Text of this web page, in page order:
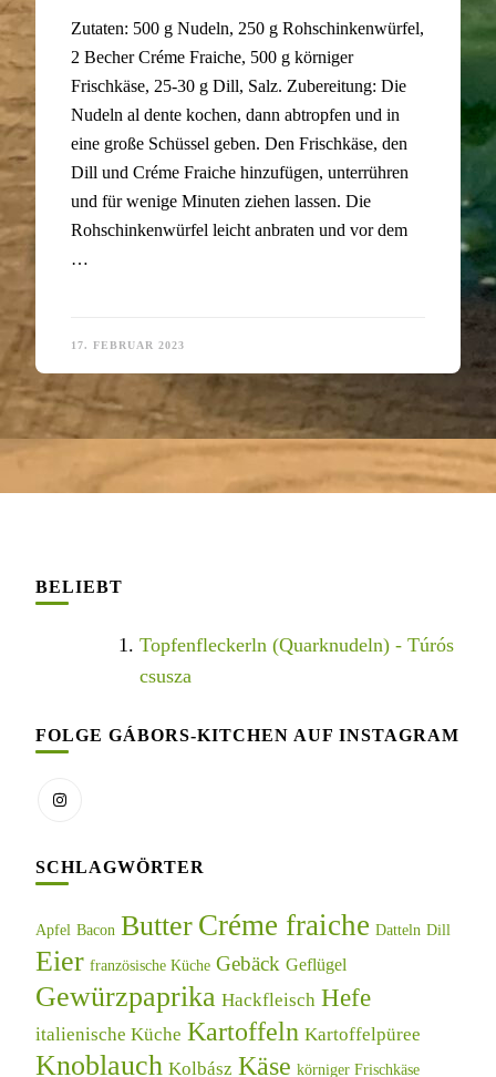
Zutaten: 500 g Nudeln, 250 g Rohschinkenwürfel,
2 Becher Créme Fraiche, 500 g körniger
Frischkäse, 25-30 g Dill, Salz. Zubereitung: Die
Nudeln al dente kochen, dann abtropfen und in
eine große Schüssel geben. Den Frischkäse, den
Dill und Créme Fraiche hinzufügen, unterrühren
und für wenige Minuten ziehen lassen. Die
Rohschinkenwürfel leicht anbraten und vor dem
…
17. FEBRUAR 2023
BELIEBT
Topfenfleckerln (Quarknudeln) - Túrós
csusza
FOLGE GÁBORS-KITCHEN AUF INSTAGRAM
SCHLAGWÖRTER
Apfel Bacon Butter Créme fraiche Datteln Dill
Eier französische Küche Gebäck Geflügel
Gewürzpaprika Hackfleisch Hefe
italienische Küche Kartoffeln Kartoffelpüree
Knoblauch Kolbász Käse körniger Frischkäse